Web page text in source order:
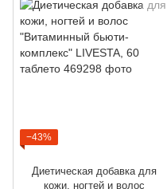
−43%
Диетическая добавка для
кожи, ногтей и волос